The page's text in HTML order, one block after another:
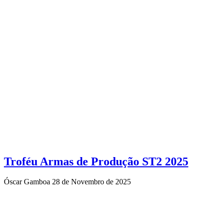
Troféu Armas de Produção ST2 2025
Óscar Gamboa 28 de Novembro de 2025